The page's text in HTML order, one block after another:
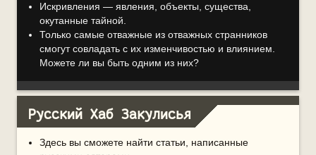
Искривления — явления, объекты, существа,
окутанные тайной.
Только самые отважные из отважных странников
смогут совладать с их изменчивостью и влиянием.
Можете ли вы быть одним из них?
Русский Хаб Закулисья
Здесь вы сможете найти статьи, написанные